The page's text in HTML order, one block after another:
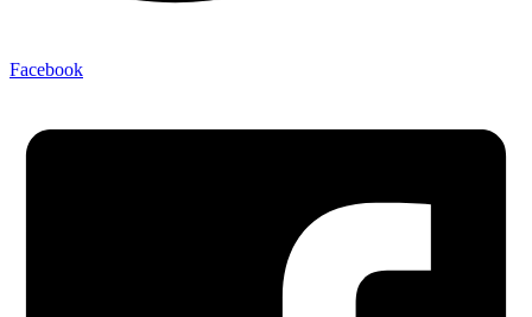
Facebook